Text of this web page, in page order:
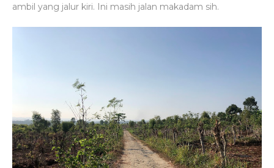
ambil yang jalur kiri. Ini masih jalan makadam sih.